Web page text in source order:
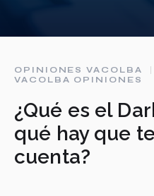
OPINIONES VACOLBA
VACOLBA OPINIONES
¿Qué es el
qué hay que
cuenta?